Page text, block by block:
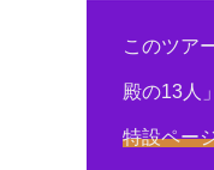
このツア
殿の13人
特設ペー